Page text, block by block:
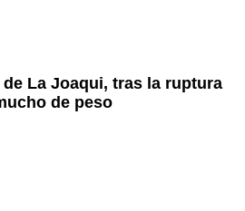
La Joaqui, tras la ruptura
de peso